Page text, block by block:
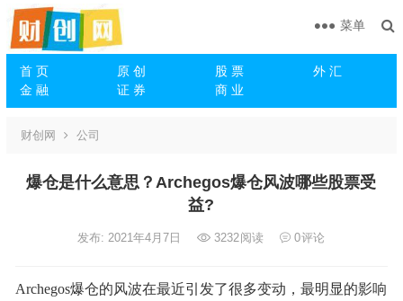
首 页 原 创 股 票
外 汇
金 融
证 券 商 业
菜单
财创网 公司
爆仓是什么意思？Archegos爆仓风波哪些股票受
益?
发布: 2021年4月7日 3232阅读 0评论
Archegos爆仓的风波在最近引发了很多变动，最明显的影响